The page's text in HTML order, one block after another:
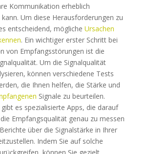
Kommunikation erheblich
Um diese Herausforderungen zu
entscheidend, mögliche Ursachen
. Ein wichtiger erster Schritt bei
von Empfangsstörungen ist die
Um die Signalqualität
können verschiedene Tests
die Ihnen helfen, die Stärke und
Signale zu beurteilen.
es spezialisierte Apps, die darauf
Empfangsqualität genau zu messen
über die Signalstärke in Ihrer
Indem Sie auf solche